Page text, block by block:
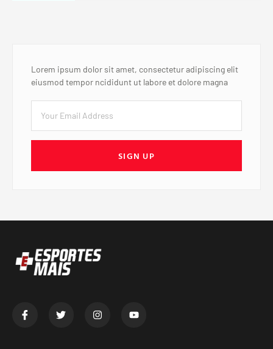
Lorem ipsum dolor sit amet, consectetur adipiscing elit
eiusmod tempor ncididunt ut labore et dolore magna
SIGN UP